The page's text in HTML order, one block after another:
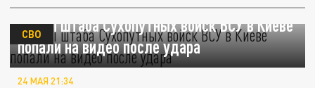
Руины штаба Сухопутных войск ВСУ в Киеве
попали на видео после удара
СВО
24 МАЯ 21:34